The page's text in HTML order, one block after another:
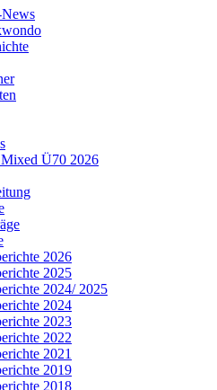
Ü70 2026
2026
2025
2024/ 2025
2024
2023
2022
2021
2019
2018